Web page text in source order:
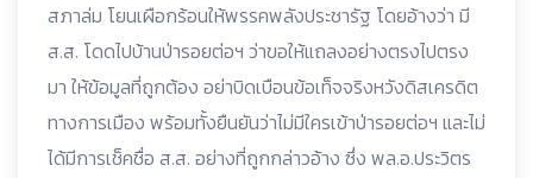
สภาล่ม โยนเผือกร้อนให้พรรคพลังประชารัฐ โดยอ้างว่า มี
ส.ส. โดดไปบ้านป่ารอยต่อฯ ว่าขอให้แถลงอย่างตรงไปตรง
มา ให้ข้อมูลที่ถูกต้อง อย่าบิดเบือนข้อเท็จจริงหวังดิสเครดิต
ทางการเมือง พร้อมทั้งยืนยันว่าไม่มีใครเข้าป่ารอยต่อฯ และไม่
ได้มีการเช็คชื่อ ส.ส. อย่างที่ถูกกล่าวอ้าง ซึ่ง พล.อ.ประวิตร